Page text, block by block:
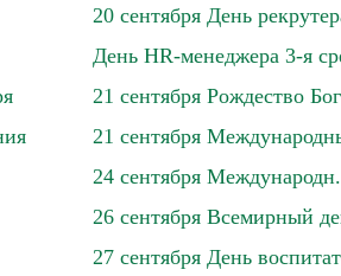
20 сентября День
День HR-менеджера 3-я
21 сентября Рождество
21 сентября
24 сентября
26 сентября Всемирный
27 сентября День